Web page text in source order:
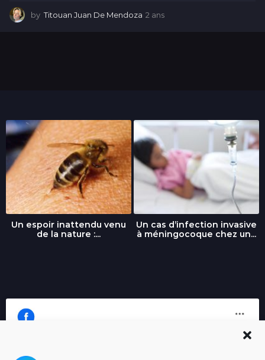
by Titouan Juan De Mendoza 2 ans
Un espoir inattendu venu
de la nature :...
Un cas d’infection invasive
à méningocoque chez un...